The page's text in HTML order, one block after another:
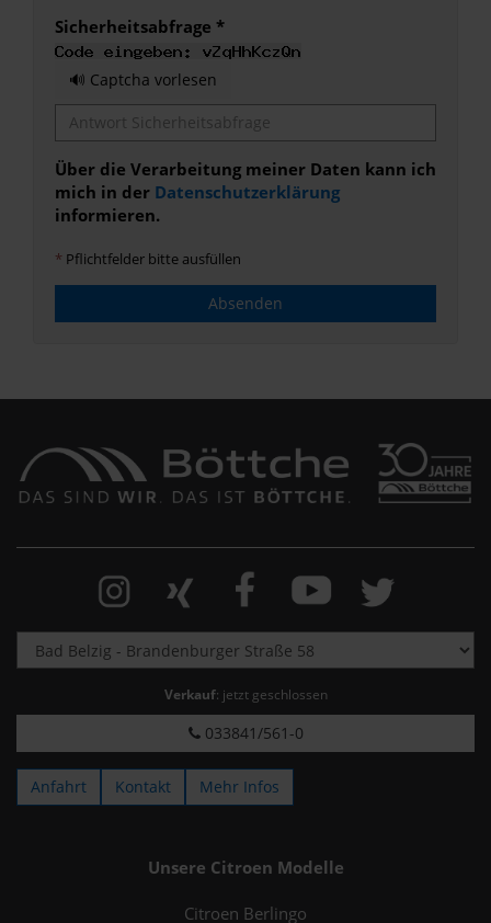
Sicherheitsabfrage *
🔊 Captcha vorlesen
Über die Verarbeitung meiner Daten kann ich
mich in der Datenschutzerklärung
informieren.
* Pflichtfelder bitte ausfüllen
Absenden
Verkauf: jetzt geschlossen
033841/561-0
Anfahrt Kontakt Mehr Infos
Unsere Citroen Modelle
Citroen Berlingo